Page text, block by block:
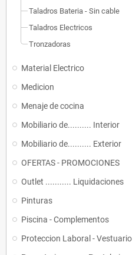
Taladros Bateria - Sin cable
Taladros Electricos
Tronzadoras
Material Electrico
Medicion
Menaje de cocina
Mobiliario de.......... Interior
Mobiliario de.......... Exterior
OFERTAS - PROMOCIONES
Outlet ........... Liquidaciones
Pinturas
Piscina - Complementos
Proteccion Laboral - Vestuario